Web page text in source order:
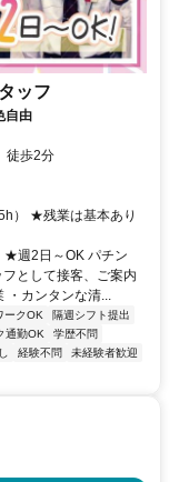
ッフ
自由
徒歩2分
） ★残業は基本あり
★週2日～OK パチン
として接客、ご案内
・カンタンな清...
ークOK
隔週シフト提出
通勤OK
学歴不問
経験不問
未経験者歓迎